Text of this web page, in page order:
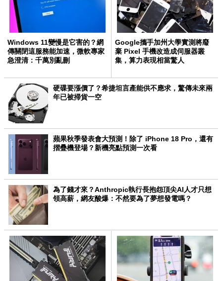
Windows 11變慢是它害的？網
傳關閉這服務能加速，微軟專家
急澄清：千萬別亂刪
Google攜手加州大學實測將廢
棄 Pixel 手機改造成伺服器叢
集，算力表現相當驚人
硬碟要漲價了？希捷坦言產能供不應求，驚傳未來兩
年已被掃貨一空
蘋果秋季發表會大預測！除了 iPhone 18 Pro，還有
摺疊機登場？新機亮點預測一次看
為了錢才來？Anthropic執行長抱怨頂尖AI人才只想
領高薪，網友酸爆：不然要為了夢想發電嗎？